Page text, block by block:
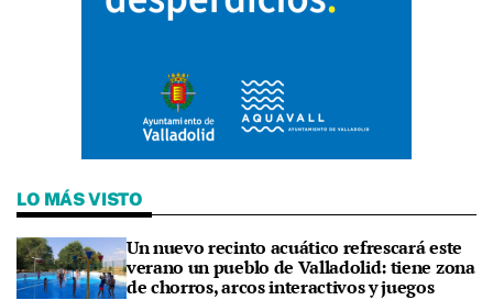
LO MÁS VISTO
Un nuevo recinto acuático refrescará este
verano un pueblo de Valladolid: tiene zona
de chorros, arcos interactivos y juegos